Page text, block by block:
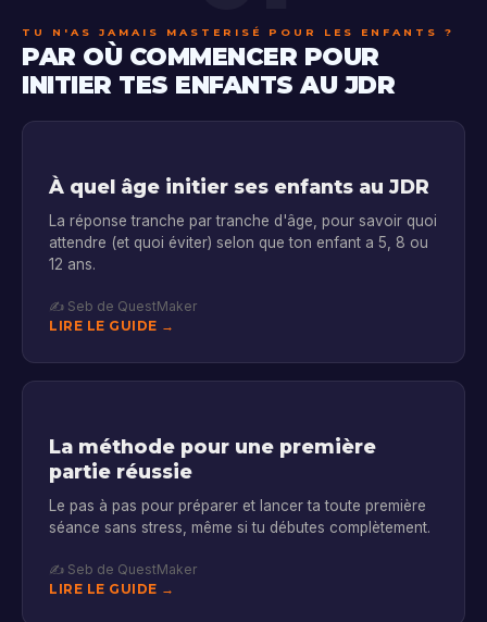
TU N'AS JAMAIS MASTERISÉ POUR LES ENFANTS ?
PAR OÙ COMMENCER POUR
INITIER TES ENFANTS AU JDR
À quel âge initier ses enfants au JDR
La réponse tranche par tranche d'âge, pour savoir quoi
attendre (et quoi éviter) selon que ton enfant a 5, 8 ou
12 ans.
✍️ Seb de QuestMaker
LIRE LE GUIDE →
La méthode pour une première
partie réussie
Le pas à pas pour préparer et lancer ta toute première
séance sans stress, même si tu débutes complètement.
✍️ Seb de QuestMaker
LIRE LE GUIDE →